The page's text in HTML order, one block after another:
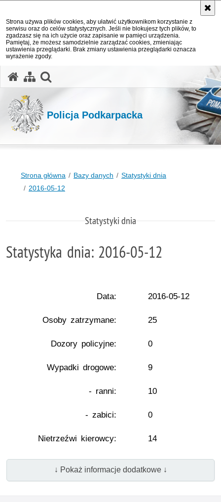
Strona używa plików cookies, aby ułatwić użytkownikom korzystanie z
serwisu oraz do celów statystycznych. Jeśli nie blokujesz tych plików, to
zgadzasz się na ich użycie oraz zapisanie w pamięci urządzenia.
Pamiętaj, że możesz samodzielnie zarządzać cookies, zmieniając
ustawienia przeglądarki. Brak zmiany ustawienia przeglądarki oznacza
wyrażenie zgody.
Policja Podkarpacka
Strona główna Bazy danych
Statystyki dnia
2016-05-12
Statystyki dnia
Statystyka dnia: 2016-05-12
Data: 2016-05-12
Osoby zatrzymane: 25
Dozory policyjne: 0
Wypadki drogowe: 9
- ranni: 10
- zabici: 0
Nietrzeźwi kierowcy: 14
↓ Pokaż informacje dodatkowe ↓